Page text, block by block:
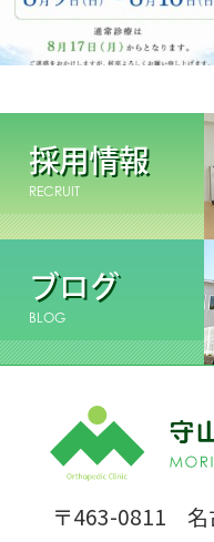
採用情報
RECRUIT
ブログ
BLOG
〒463-0811 名